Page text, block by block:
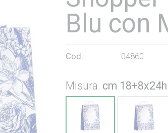
Blu con
Cod.: 04860
Misura: cm 18+8x24h